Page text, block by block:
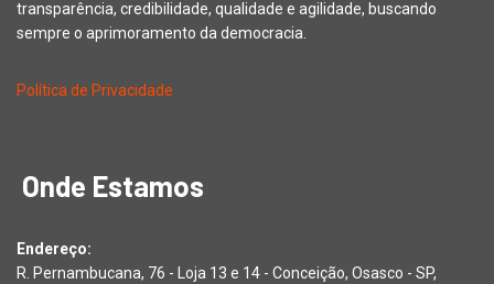
transparência, credibilidade, qualidade e agilidade, buscando
sempre o aprimoramento da democracia.
Política de Privacidade
Onde Estamos
Endereço:
R. Pernambucana, 76 - Loja 13 e 14 - Conceição, Osasco - SP,